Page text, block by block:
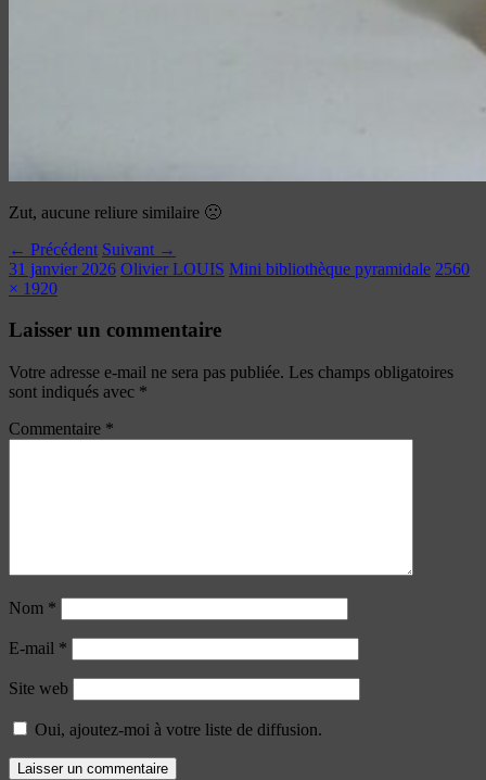
Zut, aucune reliure similaire 🙁
← Précédent Suivant →
31 janvier 2026 Olivier LOUIS Mini bibliothèque pyramidale 2560
× 1920
Laisser un commentaire
Votre adresse e-mail ne sera pas publiée. Les champs obligatoires
sont indiqués avec *
Commentaire *
Nom *
E-mail *
Site web
Oui, ajoutez-moi à votre liste de diffusion.